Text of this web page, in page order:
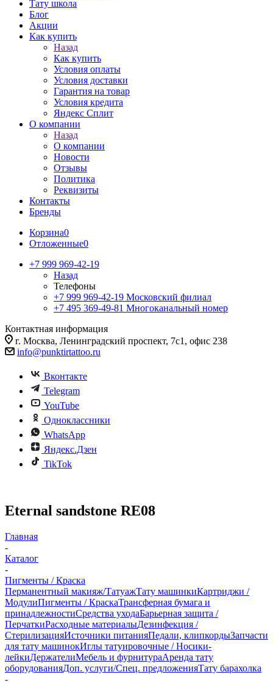
Тату школа
Блог
Акции
Как купить
Назад
Как купить
Условия оплаты
Условия доставки
Гарантия на товар
Условия кредита
Яндекс Сплит
О компании
Назад
О компании
Новости
Отзывы
Политика
Реквизиты
Контакты
Бренды
Корзина0
Отложенные0
+7 999 969-42-19
Назад
Телефоны
+7 999 969-42-19 Московский филиал
+7 495 369-49-81 Многоканальный номер
Контактная информация
г. Москва, Ленинградский проспект, 7с1, офис 238
info@punktirtattoo.ru
Вконтакте
Telegram
YouTube
Одноклассники
WhatsApp
Яндекс.Дзен
TikTok
Eternal sandstone RE08
Главная
-
Каталог
-
Пигменты / Краска
Перманентный макияж/ТатуажТату машинкиКартриджи /
МодулиПигменты / КраскаТрансферная бумага и
принадлежностиСредства уходаБарьерная защита /
ПерчаткиРасходные материалыДезинфекция /
СтерилизацияИсточники питанияПедали, клипкордыЗапчасти
для тату машинокИглы татуировочные / Носики-
лейкиДержателиМебель и фурнитураАренда тату
оборудованияДоп. услуги/Спец. предложенияТату барахолка
-